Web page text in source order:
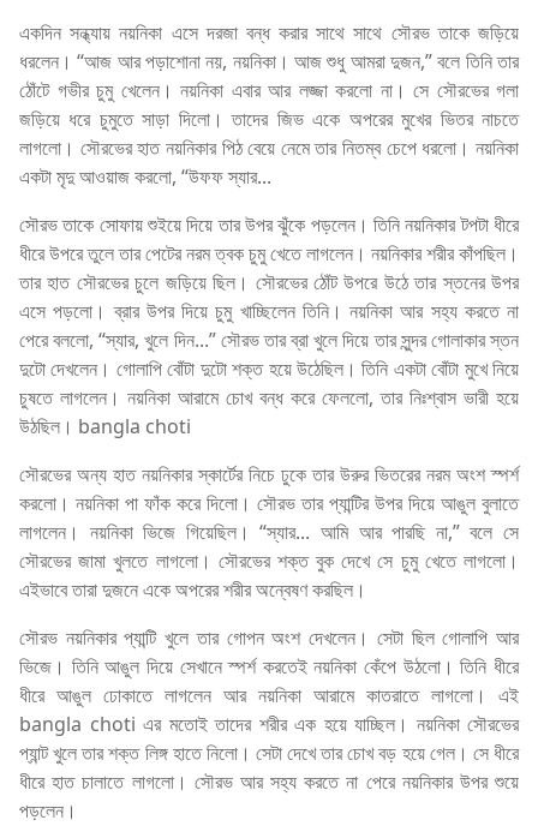
একদিন সন্ধ্যায় নয়নিকা এসে দরজা বন্ধ করার সাথে সাথে সৌরভ তাকে জড়িয়ে
ধরলেন। “আজ আর পড়াশোনা নয়, নয়নিকা। আজ শুধু আমরা দুজন,” বলে তিনি তার
ঠোঁটে গভীর চুমু খেলেন। নয়নিকা এবার আর লজ্জা করলো না। সে সৌরভের গলা
জড়িয়ে ধরে চুমুতে সাড়া দিলো। তাদের জিভ একে অপরের মুখের ভিতর নাচতে
লাগলো। সৌরভের হাত নয়নিকার পিঠ বেয়ে নেমে তার নিতম্ব চেপে ধরলো। নয়নিকা
একটা মৃদু আওয়াজ করলো, “উফফ স্যার...
সৌরভ তাকে সোফায় শুইয়ে দিয়ে তার উপর ঝুঁকে পড়লেন। তিনি নয়নিকার টপটা ধীরে
ধীরে উপরে তুলে তার পেটের নরম ত্বক চুমু খেতে লাগলেন। নয়নিকার শরীর কাঁপছিল।
তার হাত সৌরভের চুলে জড়িয়ে ছিল। সৌরভের ঠোঁট উপরে উঠে তার স্তনের উপর
এসে পড়লো। ব্রার উপর দিয়ে চুমু খাচ্ছিলেন তিনি। নয়নিকা আর সহ্য করতে না
পেরে বললো, “স্যার, খুলে দিন...” সৌরভ তার ব্রা খুলে দিয়ে তার সুন্দর গোলাকার স্তন
দুটো দেখলেন। গোলাপি বোঁটা দুটো শক্ত হয়ে উঠেছিল। তিনি একটা বোঁটা মুখে নিয়ে
চুষতে লাগলেন। নয়নিকা আরামে চোখ বন্ধ করে ফেললো, তার নিঃশ্বাস ভারী হয়ে
উঠছিল। bangla choti
সৌরভের অন্য হাত নয়নিকার স্কার্টের নিচে ঢুকে তার উরুর ভিতরের নরম অংশ স্পর্শ
করলো। নয়নিকা পা ফাঁক করে দিলো। সৌরভ তার প্যান্টির উপর দিয়ে আঙুল বুলাতে
লাগলেন। নয়নিকা ভিজে গিয়েছিল। “স্যার... আমি আর পারছি না,” বলে সে
সৌরভের জামা খুলতে লাগলো। সৌরভের শক্ত বুক দেখে সে চুমু খেতে লাগলো।
এইভাবে তারা দুজনে একে অপরের শরীর অন্বেষণ করছিল।
সৌরভ নয়নিকার প্যান্টি খুলে তার গোপন অংশ দেখলেন। সেটা ছিল গোলাপি আর
ভিজে। তিনি আঙুল দিয়ে সেখানে স্পর্শ করতেই নয়নিকা কেঁপে উঠলো। তিনি ধীরে
ধীরে আঙুল ঢোকাতে লাগলেন আর নয়নিকা আরামে কাতরাতে লাগলো। এই
bangla choti এর মতোই তাদের শরীর এক হয়ে যাচ্ছিল। নয়নিকা সৌরভের
প্যান্ট খুলে তার শক্ত লিঙ্গ হাতে নিলো। সেটা দেখে তার চোখ বড় হয়ে গেল। সে ধীরে
ধীরে হাত চালাতে লাগলো। সৌরভ আর সহ্য করতে না পেরে নয়নিকার উপর শুয়ে
পড়লেন।